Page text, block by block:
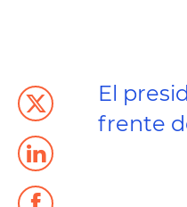
El
frente